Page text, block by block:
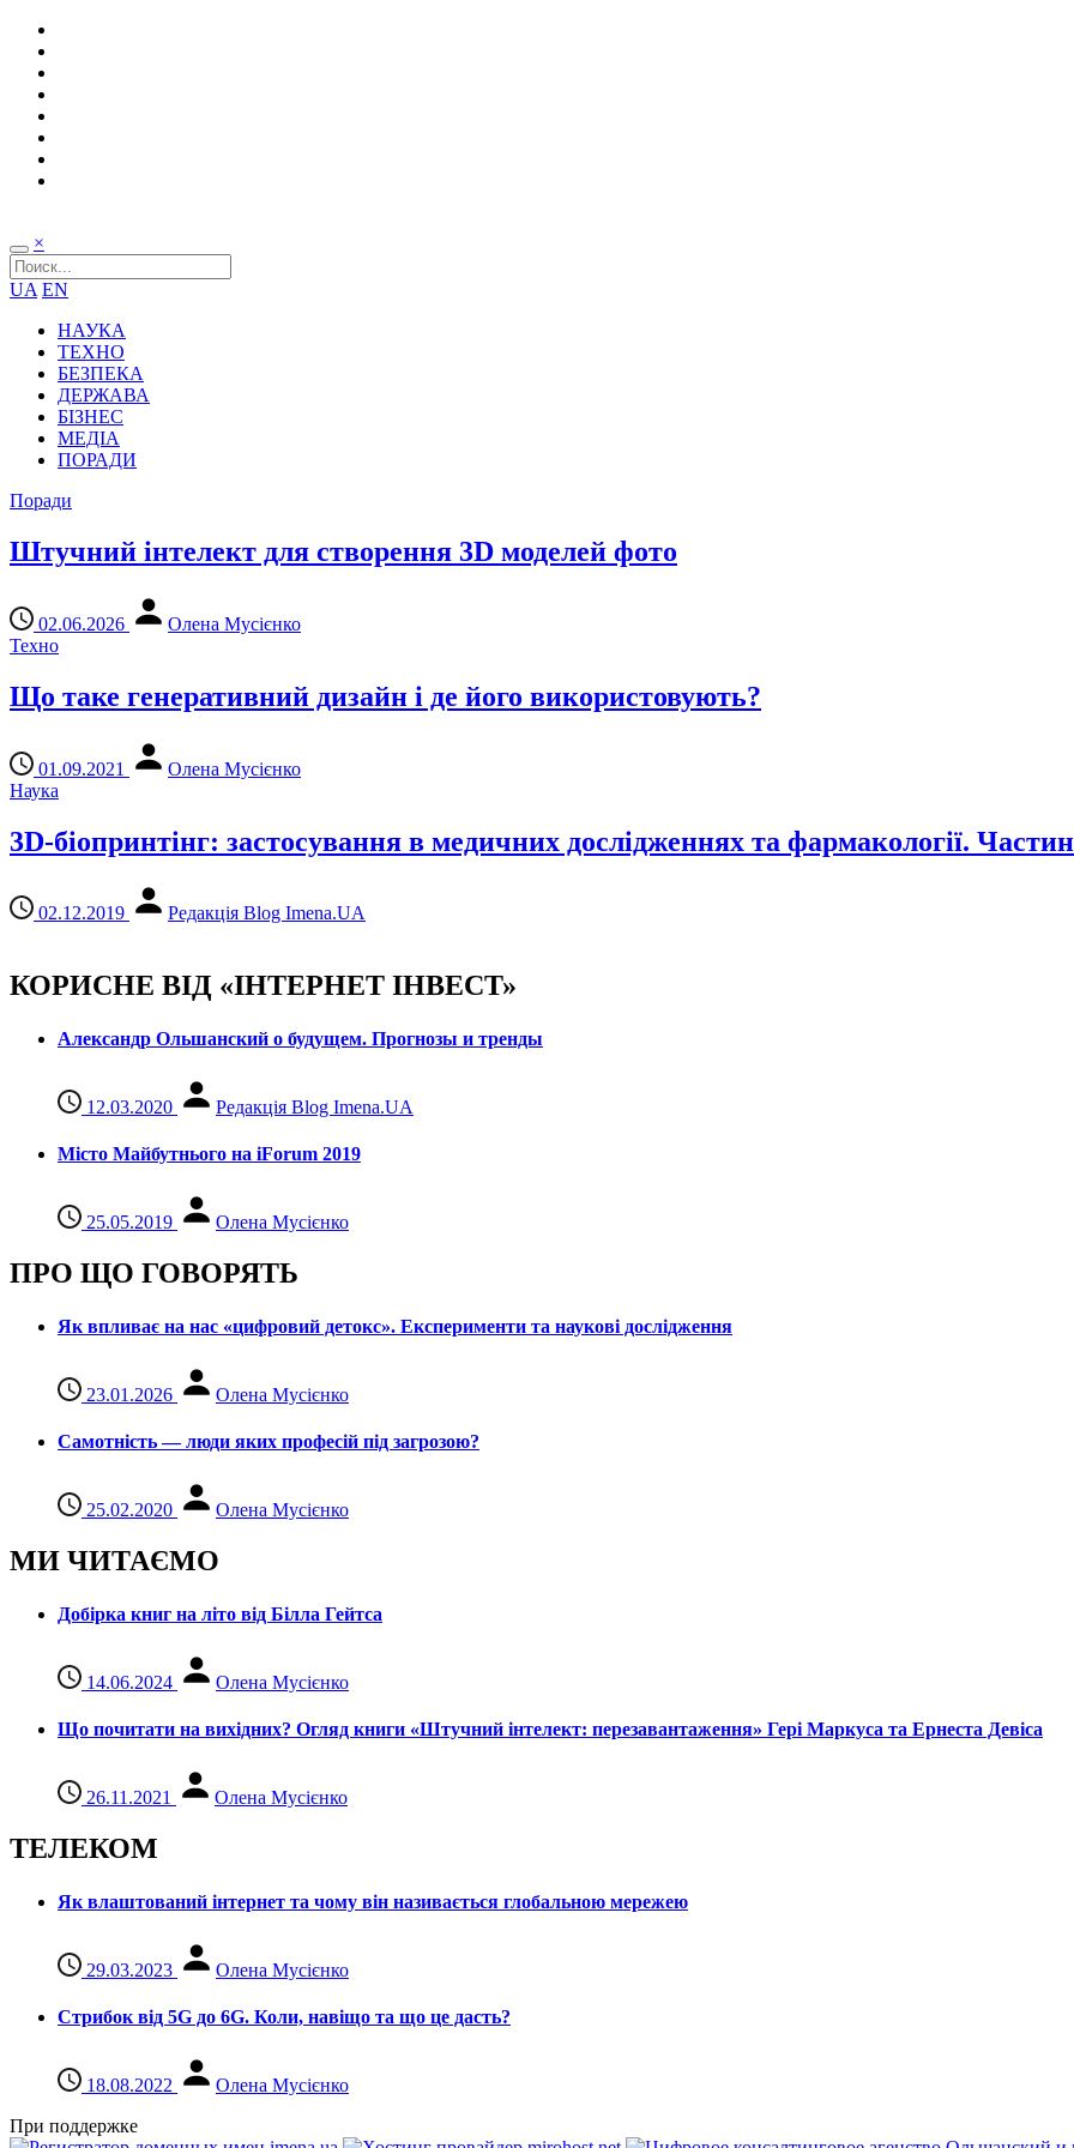
×
UA EN
НАУКА
ТЕХНО
БЕЗПЕКА
ДЕРЖАВА
БІЗНЕС
МЕДІА
ПОРАДИ
Поради
Штучний інтелект для створення 3D моделей фото
02.06.2026
Олена Мусієнко
Техно
Що таке генеративний дизайн і де його використовують?
01.09.2021
Олена Мусієнко
Наука
3D-біопринтінг: застосування в медичних дослідженнях та фармакології.
02.12.2019 Редакція Blog Imena.UA
КОРИСНЕ ВІД «ІНТЕРНЕТ ІНВЕСТ»
Александр Ольшанский о будущем. Прогнозы и тренды
12.03.2020 Редакція Blog Imena.UA
Місто Майбутнього на iForum 2019
25.05.2019 Олена Мусієнко
ПРО ЩО ГОВОРЯТЬ
Як впливає на нас «цифровий детокс». Експерименти та наукові дослідження
23.01.2026 Олена Мусієнко
Самотність — люди яких професій під загрозою?
25.02.2020 Олена Мусієнко
МИ ЧИТАЄМО
Добірка книг на літо від Білла Гейтса
14.06.2024 Олена Мусієнко
Що почитати на вихідних? Огляд книги «Штучний інтелект: перезавантаження» Гері Маркуса та Ернеста Девіса
26.11.2021 Олена Мусієнко
ТЕЛЕКОМ
Як влаштований інтернет та чому він називається глобальною мережею
29.03.2023 Олена Мусієнко
Стрибок від 5G до 6G. Коли, навіщо та що це даcть?
18.08.2022
Олена Мусієнко
При поддержке